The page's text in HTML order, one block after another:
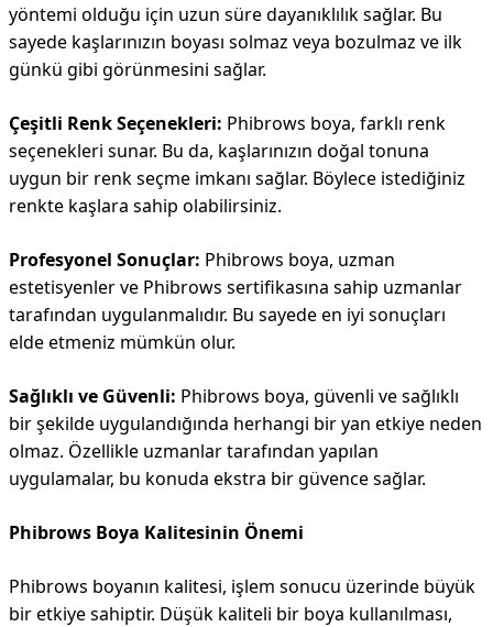
yöntemi olduğu için uzun süre dayanıklılık sağlar. Bu
sayede kaşlarınızın boyası solmaz veya bozulmaz ve ilk
günkü gibi görünmesini sağlar.
Çeşitli Renk Seçenekleri: Phibrows boya, farklı renk
seçenekleri sunar. Bu da, kaşlarınızın doğal tonuna
uygun bir renk seçme imkanı sağlar. Böylece istediğiniz
renkte kaşlara sahip olabilirsiniz.
Profesyonel Sonuçlar: Phibrows boya, uzman
estetisyenler ve Phibrows sertifikasına sahip uzmanlar
tarafından uygulanmalıdır. Bu sayede en iyi sonuçları
elde etmeniz mümkün olur.
Sağlıklı ve Güvenli: Phibrows boya, güvenli ve sağlıklı
bir şekilde uygulandığında herhangi bir yan etkiye neden
olmaz. Özellikle uzmanlar tarafından yapılan
uygulamalar, bu konuda ekstra bir güvence sağlar.
Phibrows Boya Kalitesinin Önemi
Phibrows boyanın kalitesi, işlem sonucu üzerinde büyük
bir etkiye sahiptir. Düşük kaliteli bir boya kullanılması,